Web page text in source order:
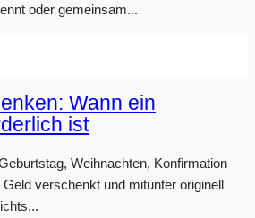
oder gemeinsam...
Wann ein
ist
Weihnachten, Konfirmation
verschenkt und mitunter originell